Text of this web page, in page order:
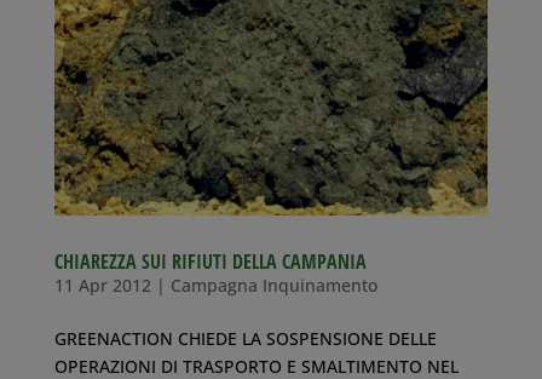
CHIAREZZA SUI RIFIUTI DELLA CAMPANIA
11 Apr 2012 | Campagna Inquinamento
GREENACTION CHIEDE LA SOSPENSIONE DELLE
OPERAZIONI DI TRASPORTO E SMALTIMENTO NEL